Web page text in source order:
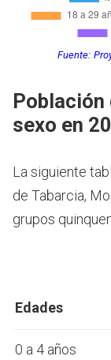
Fuente:
Población
sexo en
La siguiente
de Tabarcia,
grupos
Edades
0 a 4 años